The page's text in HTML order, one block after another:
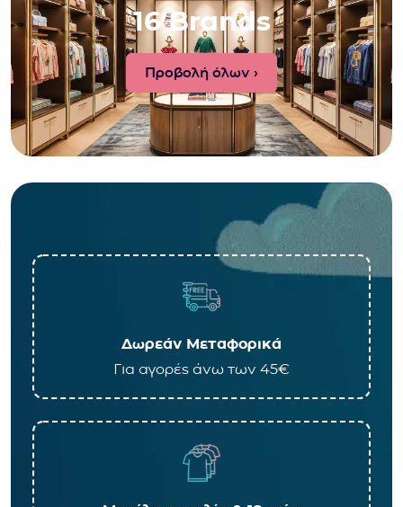
16 Brands
Προβολή όλων ›
Δωρεάν Μεταφορικά
Για αγορές άνω των 45€